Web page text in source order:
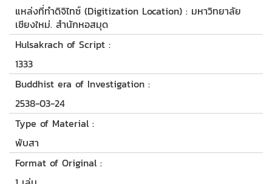
แหล่งที่ทำดิจิไทซ์ (Digitization Location) : มหาวิทยาลัย
เชียงใหม่. สำนักหอสมุด
Hulsakrach of Script :
1333
Buddhist era of Investigation :
2538-03-24
Type of Material :
พับสา
Format of Original :